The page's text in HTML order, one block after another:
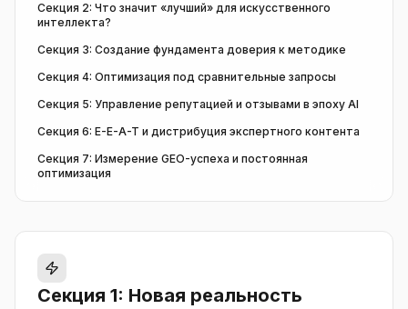
Секция 2: Что значит «лучший» для искусственного
интеллекта?
Секция 3: Создание фундамента доверия к методике
Секция 4: Оптимизация под сравнительные запросы
Секция 5: Управление репутацией и отзывами в эпоху AI
Секция 6: E-E-A-T и дистрибуция экспертного контента
Секция 7: Измерение GEO-успеха и постоянная
оптимизация
Секция 1: Новая реальность